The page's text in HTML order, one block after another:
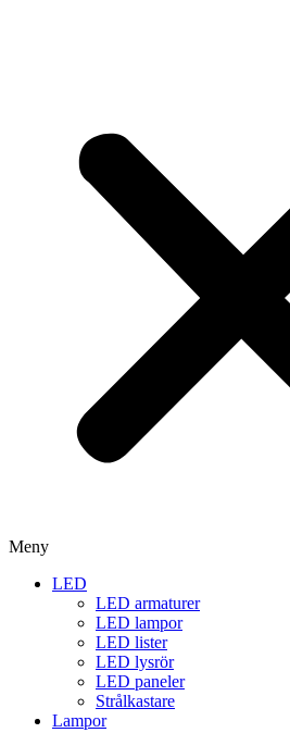
Meny
LED
LED armaturer
LED lampor
LED lister
LED lysrör
LED paneler
Strålkastare
Lampor